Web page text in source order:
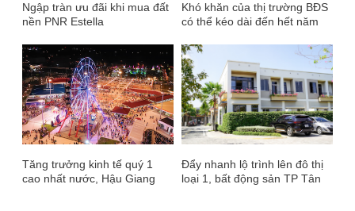
Ngập tràn ưu đãi khi mua đất
nền PNR Estella
Khó khăn của thị trường BĐS
có thể kéo dài đến hết năm
Tăng trưởng kinh tế quý 1
cao nhất nước, Hậu Giang
Đẩy nhanh lộ trình lên đô thị
loại 1, bất động sản TP Tân